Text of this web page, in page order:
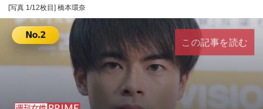
[写真 1/12枚目] 橋本環奈
この記事を読む